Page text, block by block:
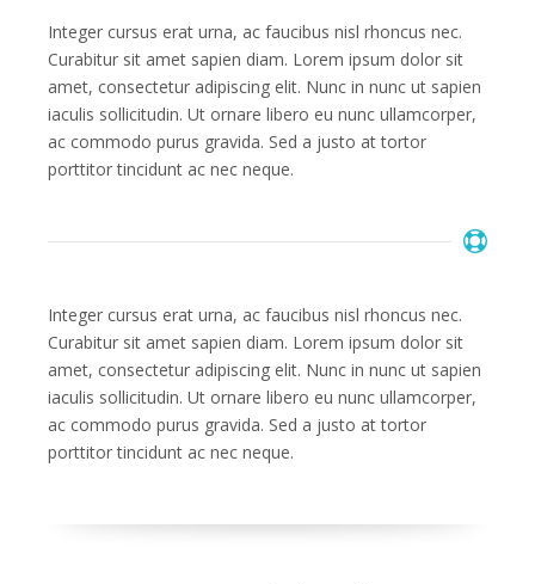
Integer cursus erat urna, ac faucibus nisl rhoncus nec.
Curabitur sit amet sapien diam. Lorem ipsum dolor sit
amet, consectetur adipiscing elit. Nunc in nunc ut sapien
iaculis sollicitudin. Ut ornare libero eu nunc ullamcorper,
ac commodo purus gravida. Sed a justo at tortor
porttitor tincidunt ac nec neque.
Integer cursus erat urna, ac faucibus nisl rhoncus nec.
Curabitur sit amet sapien diam. Lorem ipsum dolor sit
amet, consectetur adipiscing elit. Nunc in nunc ut sapien
iaculis sollicitudin. Ut ornare libero eu nunc ullamcorper,
ac commodo purus gravida. Sed a justo at tortor
porttitor tincidunt ac nec neque.